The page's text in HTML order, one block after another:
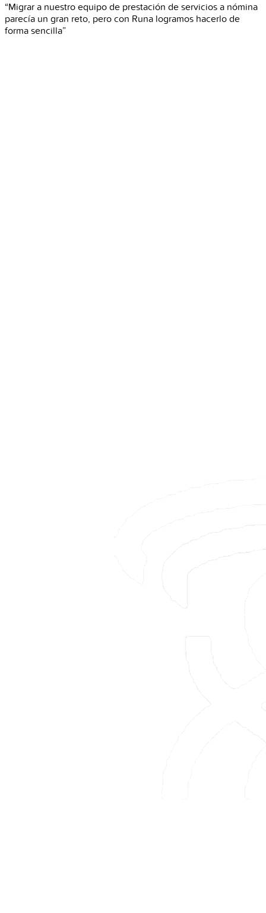
“Migrar a nuestro equipo de prestación de servicios a nómina
parecía un gran reto, pero con Runa logramos hacerlo de
forma sencilla”